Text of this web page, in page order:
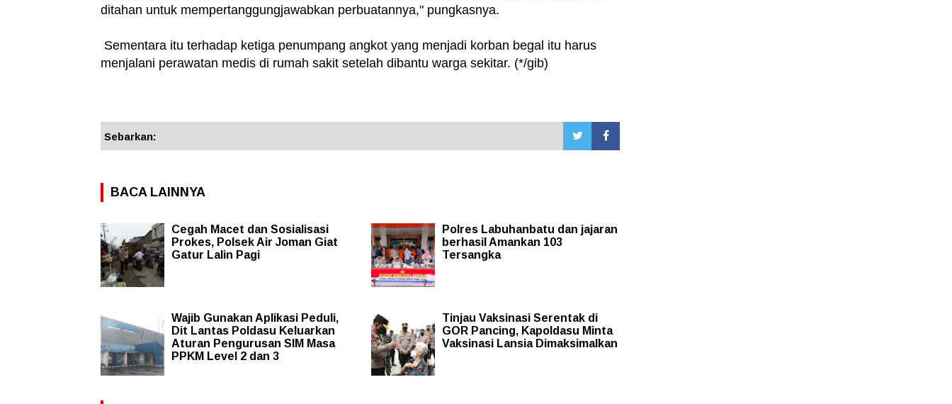
ditahan untuk mempertanggungjawabkan perbuatannya," pungkasnya.
Sementara itu terhadap ketiga penumpang angkot yang menjadi korban begal itu harus
menjalani perawatan medis di rumah sakit setelah dibantu warga sekitar. (*/gib)
Sebarkan:
BACA LAINNYA
Cegah Macet dan Sosialisasi
Prokes, Polsek Air Joman Giat
Gatur Lalin Pagi
Polres Labuhanbatu dan jajaran
berhasil Amankan 103
Tersangka
Wajib Gunakan Aplikasi Peduli,
Dit Lantas Poldasu Keluarkan
Aturan Pengurusan SIM Masa
PPKM Level 2 dan 3
Tinjau Vaksinasi Serentak di
GOR Pancing, Kapoldasu Minta
Vaksinasi Lansia Dimaksimalkan